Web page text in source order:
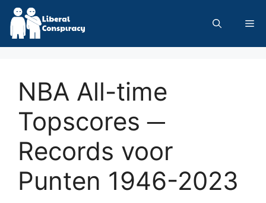
Skip
content
NBA All-time
Topscores ─
Records voor
Punten 1946-2023